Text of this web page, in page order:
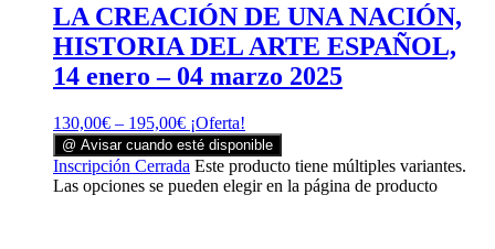
LA CREACIÓN DE UNA NACIÓN,
HISTORIA DEL ARTE ESPAÑOL,
14 enero – 04 marzo 2025
130,00€ – 195,00€ ¡Oferta!
@ Avisar cuando esté disponible
Inscripción Cerrada Este producto tiene múltiples variantes.
Las opciones se pueden elegir en la página de producto